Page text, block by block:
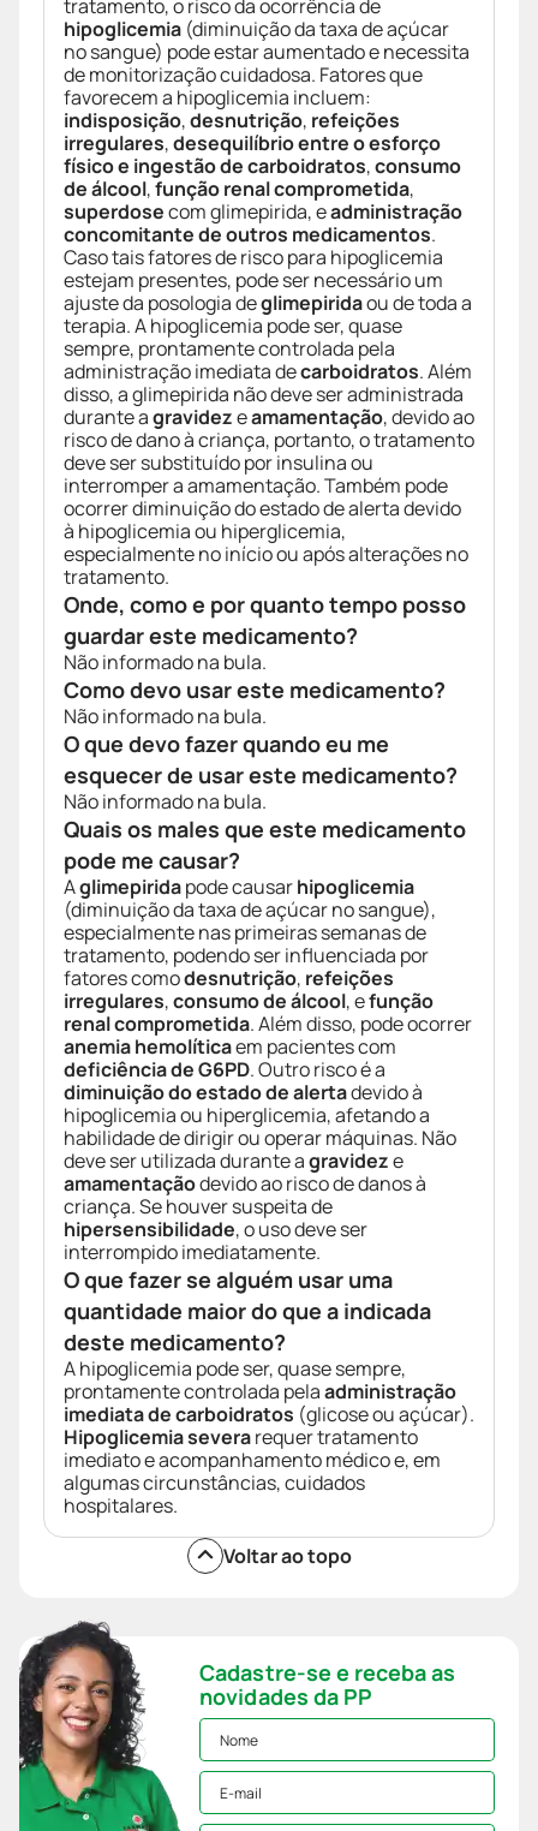
tratamento, o risco da ocorrência de
hipoglicemia (diminuição da taxa de açúcar
no sangue) pode estar aumentado e necessita
de monitorização cuidadosa. Fatores que
favorecem a hipoglicemia incluem:
indisposição,desnutrição, refeições
irregulares,desequilíbrio entre o esforço
físico e ingestão de carboidratos,consumo
de álcool,função renal comprometida,
superdosecom glimepirida, eadministração
concomitante de outros medicamentos.
Caso tais fatores de risco para hipoglicemia
estejam presentes, pode ser necessário um
ajuste da posologia deglimepiridaou de toda a
terapia. A hipoglicemia pode ser, quase
sempre, prontamente controlada pela
administração imediata decarboidratos. Além
disso, a glimepirida não deve ser administrada
durante agravidezeamamentação, devido ao
risco de dano à criança, portanto, o tratamento
deve ser substituído por insulina ou
interromper a amamentação. Também pode
ocorrer diminuição do estado de alerta devido
à hipoglicemia ou hiperglicemia,
especialmente no início ou após alterações no
tratamento.
Onde, como e por quanto tempo posso
guardar este medicamento?
Não informado na bula.
Como devo usar este medicamento?
Não informado na bula.
O que devo fazer quando eu me
esquecer de usar este medicamento?
Não informado na bula.
Quais os males que este medicamento
pode me causar?
Aglimepiridapode causarhipoglicemia
(diminuição da taxa de açúcar no sangue),
especialmente nas primeiras semanas de
tratamento, podendo ser influenciada por
fatores comodesnutrição, refeições
irregulares,consumo de álcool, efunção
renal comprometida. Além disso, pode ocorrer
anemia hemolíticaem pacientes com
deficiência de G6PD. Outro risco é a
diminuição do estado de alertadevido à
hipoglicemia ou hiperglicemia, afetando a
habilidade de dirigir ou operar máquinas. Não
deve ser utilizada durante agravideze
amamentaçãodevido ao risco de danos à
criança. Se houver suspeita de
hipersensibilidade, o uso deve ser
interrompido imediatamente.
O que fazer se alguém usar uma
quantidade maior do que a indicada
deste medicamento?
A hipoglicemia pode ser, quase sempre,
prontamente controlada pelaadministração
imediata de carboidratos (glicose ou açúcar).
Hipoglicemia severarequer tratamento
imediato e acompanhamento médico e, em
algumas circunstâncias, cuidados
hospitalares.
Voltar ao topo
Cadastre-se e receba as
novidades da PP